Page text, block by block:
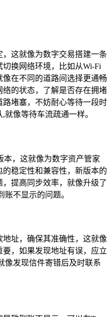
这就像为数字交易搭建一条
换网络环境，比如从Wi-Fi
在不同的道路间选择更通畅
的状态，了解是否存在拥堵
堵塞，不妨耐心等待一段时
像等待车流疏通一样。
本，这就像为数字资产管家
稳定性和兼容性，新版本的
提高同步效率，就像升级了
不显示的问题。
址，确保其准确性，这就像
，如果发现地址有误，应立
像发现信件寄错后及时联系